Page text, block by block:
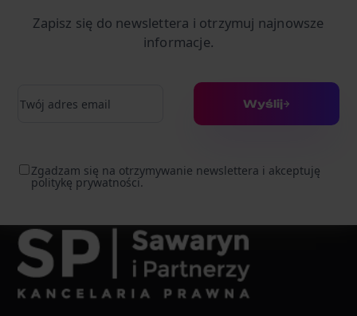
Zapisz się do newslettera i otrzymuj najnowsze
informacje.
Wyślij
Zgadzam się na otrzymywanie newslettera i akceptuję
politykę prywatności.